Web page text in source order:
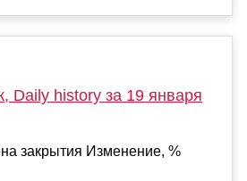
Daily history за 19 января
закрытия Изменение, %